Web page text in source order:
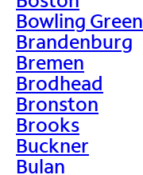
Bowling Green
Brandenburg
Bremen
Brodhead
Bronston
Brooks
Buckner
Bulan